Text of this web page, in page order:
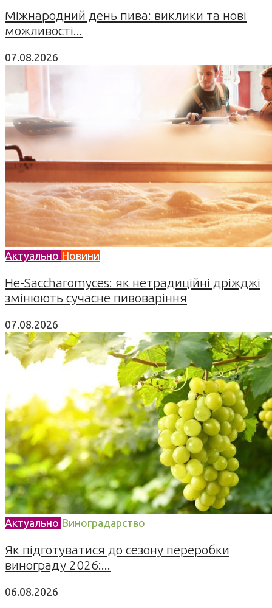
Міжнародний день пива: виклики та нові
можливості...
07.08.2026
Актуально Новини
Не-Saccharomyces: як нетрадиційні дріжджі
змінюють сучасне пивоваріння
07.08.2026
Актуально Виноградарство
Як підготуватися до сезону переробки
винограду 2026:...
06.08.2026